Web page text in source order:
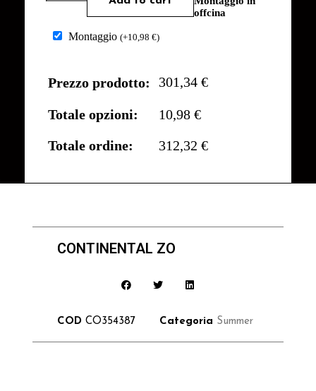
offcina
Montaggio (+10,98 €)
Prezzo prodotto: 301,34 €
Totale opzioni:
10,98 €
Totale ordine:
312,32 €
CONTINENTAL ZO
COD CO354387 Categoria Summer